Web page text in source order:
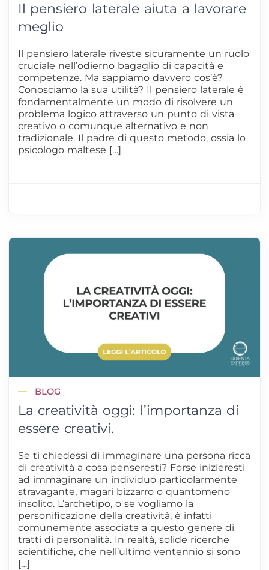
Il pensiero laterale aiuta a lavorare
meglio
Il pensiero laterale riveste sicuramente un ruolo
cruciale nell’odierno bagaglio di capacità e
competenze. Ma sappiamo davvero cos’è?
Conosciamo la sua utilità? Il pensiero laterale è
fondamentalmente un modo di risolvere un
problema logico attraverso un punto di vista
creativo o comunque alternativo e non
tradizionale. Il padre di questo metodo, ossia lo
psicologo maltese […]
BLOG
La creatività oggi: l’importanza di
essere creativi.
Se ti chiedessi di immaginare una persona ricca
di creatività a cosa penseresti? Forse inizieresti
ad immaginare un individuo particolarmente
stravagante, magari bizzarro o quantomeno
insolito. L’archetipo, o se vogliamo la
personificazione della creatività, è infatti
comunemente associata a questo genere di
tratti di personalità. In realtà, solide ricerche
scientifiche, che nell’ultimo ventennio si sono
[…]